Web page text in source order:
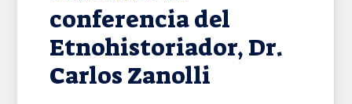
conferencia del
Etnohistoriador, Dr.
Carlos Zanolli